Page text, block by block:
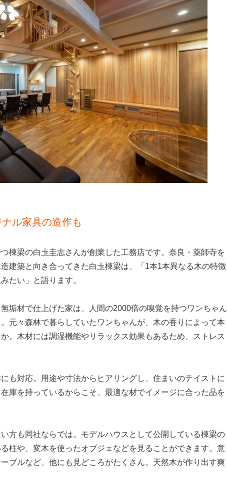
ル家具の造作も
棟梁の白圡圭志さんが創業した工務店です。奈良・薬師寺を
建築と向き合ってきた白圡棟梁は、「1本1本異なる木の特徴
たい」と語ります。
垢材で仕上げた家は、人間の2000倍の嗅覚を持つワンちゃん
元々森林で暮らしていたワンちゃんが、木の香りによって本
。木材には調湿機能やリラックス効果もあるため、ストレス
も対応。用途や寸法からヒアリングし、住まいのテイストに
庫を持っているからこそ、最適な材でイメージに合った品を
方も同社ならでは。モデルハウスとして公開している棟梁の
柱や、変木を使ったオブジェなどを見ることができます。意
ブルなど、他にも見どころがたくさん。天然木が作り出す爽